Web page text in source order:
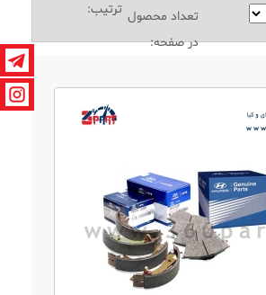
ترتیب: تعداد محصول
در صفحه: